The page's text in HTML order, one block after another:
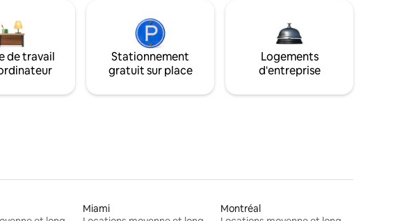
de travail
Stationnement
gratuit sur place
Logements
d'entreprise
Miami
Montréal